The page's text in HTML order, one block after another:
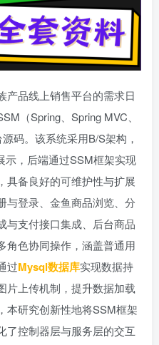
产品线上销售平台的需求日
（Spring、Spring MVC、
码。该系统采用B/S架构，
示，后端通过SSM框架实现
具备良好的可维护性与扩展
与登录、金鱼商品浏览、分
与支付接口集成、后台商品
角色协同操作，涵盖普通用
过Mysql数据库实现数据持
片上传机制，提升数据加载
本研究创新性地将SSM框架
了控制器层与服务层的交互